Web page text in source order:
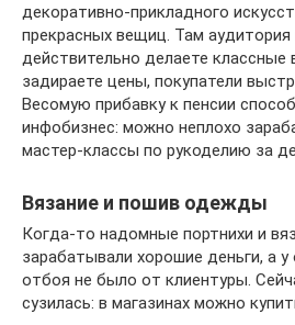
декоративно-прикладного
прекрасных вещиц. Там
действительно делаете
задираете цены, покупатели
Весомую прибавку к пенсии
инфобизнес: можно неплохо
мастер-классы по рукоделию за
Вязание и пошив одежды
Когда-то надомные портнихи и
зарабатывали хорошие деньги, а
отбоя не было от клиентуры.
сузилась: в магазинах можно